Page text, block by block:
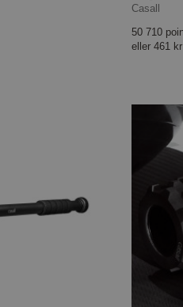
Casall
50 710
eller 461 kr